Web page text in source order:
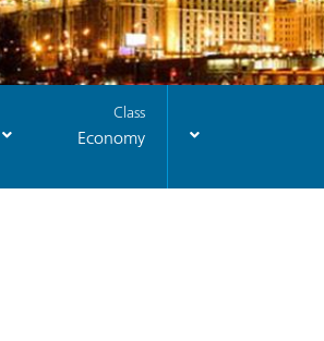
Class
Economy